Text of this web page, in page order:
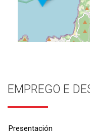
EMPREGO E
Presentación